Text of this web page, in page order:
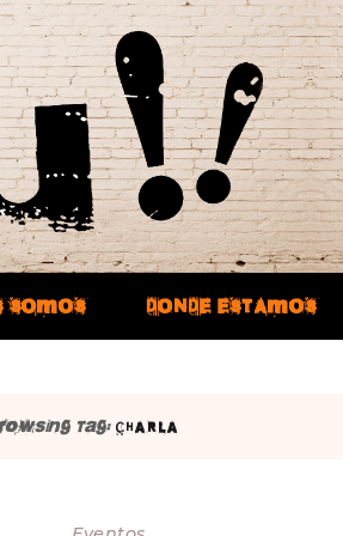
SOMOS DONDE ESTAMOS
Tag: CHARLA